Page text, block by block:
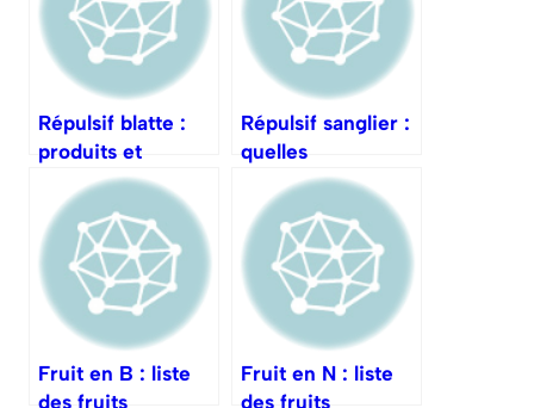
Répulsif blatte :
produits et
techniques
efficaces
Répulsif sanglier :
quelles
protections pour
les terrains ?
Fruit en B : liste
des fruits
Fruit en N : liste
des fruits